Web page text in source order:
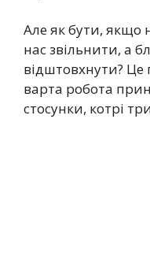
Але як бути, якщо
нас звільнити, а
відштовхнути?
варта робота
стосунки, котрі